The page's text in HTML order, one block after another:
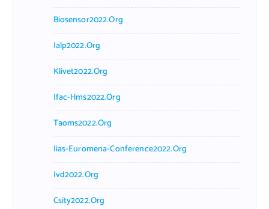
Biosensor2022.org
Ialp2022.org
Klivet2022.org
Ifac-Hms2022.org
Taoms2022.org
Iias-Euromena-Conference2022.org
Ivd2022.org
Csity2022.org